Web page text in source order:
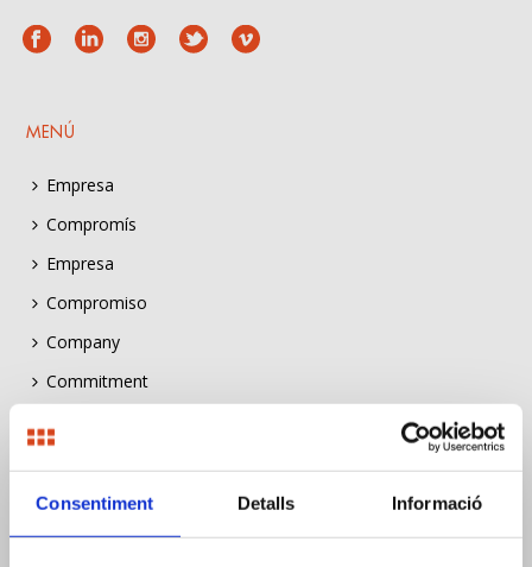
Consentiment Detalls Informació
MENÚ
Empresa
Compromís
Empresa
Compromiso
Company
Commitment
Job listing
Construïm Sostenibilitat